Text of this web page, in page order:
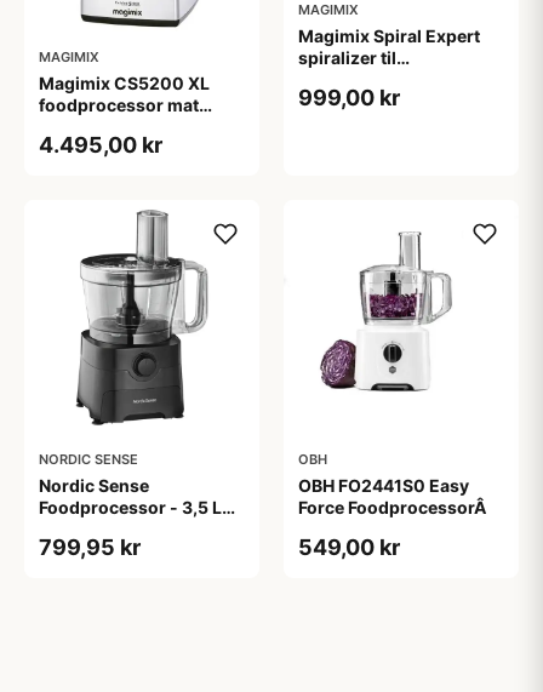
MAGIMIX
Magimix CS5200 XL
foodprocessor mat
4.495,00 kr
MAGIMIX
Magimix Spiral Expert
spiralizer til
999,00 kr
NORDIC SENSE
Nordic Sense
Foodprocessor - 3,5 L
799,95 kr
OBH
OBH FO2441S0 Easy
Force FoodprocessorÂ
549,00 kr